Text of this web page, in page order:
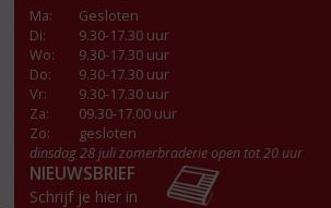
Ma:
Gesloten
Di:
9.30-17.30 uur
Wo:
9.30-17.30 uur
Do:
9.30-17.30 uur
Vr:
9.30-17.30 uur
Za:
09.30-17.00 uur
Zo:
gesloten
dinsdag 28 juli zomerbraderie open tot 20 uur
NIEUWSBRIEF
Schrijf je hier in